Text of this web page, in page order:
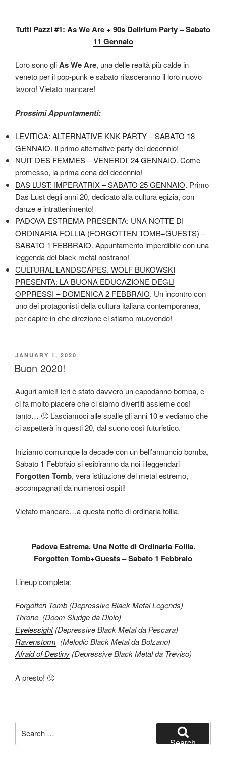
Tutti Pazzi #1: As We Are + 90s Delirium Party – Sabato
11 Gennaio
Loro sono gliAs We Are, una delle realtà più calde in
veneto per il pop-punk e sabato rilasceranno il loro nuovo
lavoro! Vietato mancare!
Prossimi Appuntamenti:
LEVITICA: ALTERNATIVE KNK PARTY – SABATO 18
GENNAIO. Il primo alternative party del decennio!
NUIT DES FEMMES – VENERDI’ 24 GENNAIO. Come
promesso, la prima cena del decennio!
DAS LUST: IMPERATRIX – SABATO 25 GENNAIO. Primo
Das Lust degli anni 20, dedicato alla cultura egizia, con
danze e intrattenimento!
PADOVA ESTREMA PRESENTA: UNA NOTTE DI
ORDINARIA FOLLIA (FORGOTTEN TOMB+GUESTS) –
SABATO 1 FEBBRAIO. Appuntamento imperdibile con una
leggenda del black metal nostrano!
CULTURAL LANDSCAPES. WOLF BUKOWSKI
PRESENTA: LA BUONA EDUCAZIONE DEGLI
OPPRESSI – DOMENICA 2 FEBBRAIO. Un incontro con
uno dei protagonisti della cultura italiana contemporanea,
per capire in che direzione ci stiamo muovendo!
POSTED
ON
JANUARY 1, 2020
Buon 2020!
Auguri amici! Ieri è stato davvero un capodanno bomba, e
ci fa molto piacere che ci siamo divertiti assieme così
tanto… 🙂 Lasciamoci alle spalle gli anni 10 e vediamo che
ci aspetterà in questi 20, dal suono così futuristico.
Iniziamo comunque la decade con un bell’annuncio bomba,
Sabato 1 Febbraio si esibiranno da noi i leggendari
Forgotten Tomb, vera istituzione del metal estremo,
accompagnati da numerosi ospiti!
Vietato mancare…a questa notte di ordinaria follia.
Padova Estrema. Una Notte di Ordinaria Follia.
Forgotten Tomb+Guests – Sabato 1 Febbraio
Lineup completa:
Forgotten Tomb (Depressive Black Metal Legends)
Throne (Doom Sludge da Diolo)
Eyelessight(Depressive Black Metal da Pescara)
Ravenstorm (Melodic Black Metal da Bolzano)
Afraid of Destiny (Depressive Black Metal da Treviso)
A presto! 🙂
for:
Search